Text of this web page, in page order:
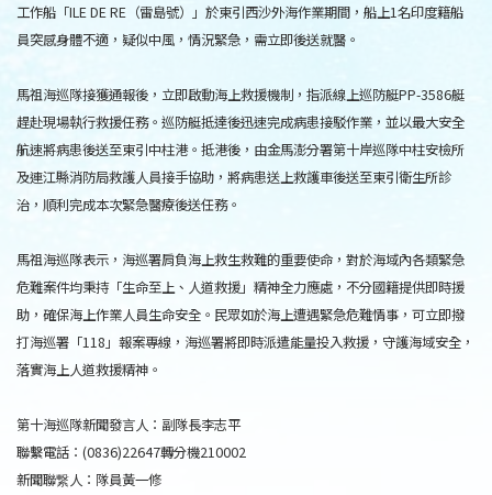
工作船「ILE DE RE（雷島號）」於東引西沙外海作業期間，船上1名印度籍船
員突感身體不適，疑似中風，情況緊急，需立即後送就醫。
馬祖海巡隊接獲通報後，立即啟動海上救援機制，指派線上巡防艇PP-3586艇
趕赴現場執行救援任務。巡防艇抵達後迅速完成病患接駁作業，並以最大安全
航速將病患後送至東引中柱港。抵港後，由金馬澎分署第十岸巡隊中柱安檢所
及連江縣消防局救護人員接手協助，將病患送上救護車後送至東引衛生所診
治，順利完成本次緊急醫療後送任務。
馬祖海巡隊表示，海巡署肩負海上救生救難的重要使命，對於海域內各類緊急
危難案件均秉持「生命至上、人道救援」精神全力應處，不分國籍提供即時援
助，確保海上作業人員生命安全。民眾如於海上遭遇緊急危難情事，可立即撥
打海巡署「118」報案專線，海巡署將即時派遣能量投入救援，守護海域安全，
落實海上人道救援精神。
第十海巡隊新聞發言人：副隊長李志平
聯繫電話：(0836)22647轉分機210002
新聞聯繋人：隊員黃一修